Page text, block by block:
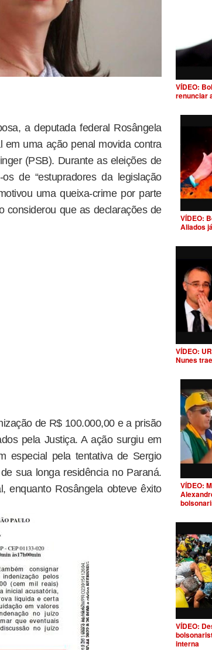
a deputada federal Rosângela
em uma ação penal movida contra
(PSB). Durante as eleições de
de “estupradores da legislação
uma queixa-crime por parte
considerou que as declarações de
de R$ 100.000,00 e a prisão
pela Justiça. A ação surgiu em
especial pela tentativa de Sergio
sua longa residência no Paraná.
enquanto Rosângela obteve êxito
VÍDEO:
renunciar
VÍDEO:
Aliados
VÍDEO:
Nunes
VÍDEO:
VÍDEO:
interna